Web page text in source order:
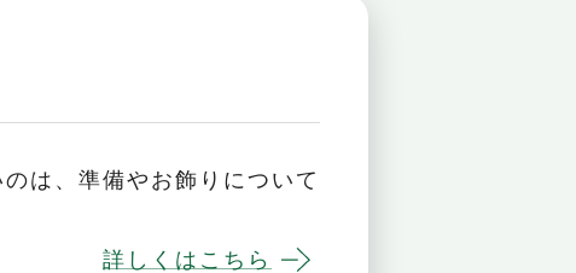
は、準備やお飾りについて
詳しくはこちら